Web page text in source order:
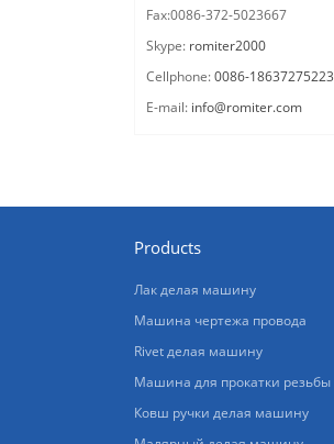
Fax:0086-372-5023667
Skype: romiter2000
Cellphone:0086-18637275223
E-mail: info@romiter.com
Products
Лак делая машину
Машина чертежа провода
Rivet делая машину
Машина для прокатки резьбы
Ковш ручки делая машину